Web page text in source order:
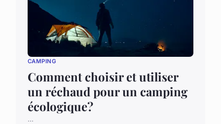
CAMPING
Comment choisir et utiliser
un réchaud pour un camping
écologique?
...